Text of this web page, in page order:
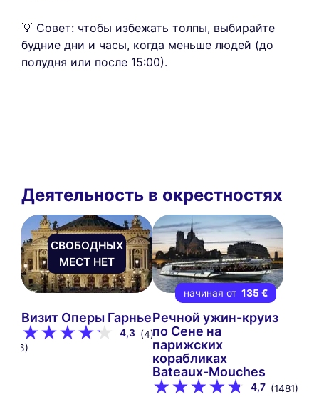
💡 Совет: чтобы избежать толпы, выбирайте
будние дни и часы, когда меньше людей (до
полудня или после 15:00).
Деятельность в окрестностях
(46)
СВОБОДНЫХ
МЕСТ НЕТ
Визит Оперы Гарнье
4,3 (4)
начиная от 135 €
Речной ужин-круиз
по Сене на
парижских
корабликах
Bateaux-Mouches
4,7 (1481)